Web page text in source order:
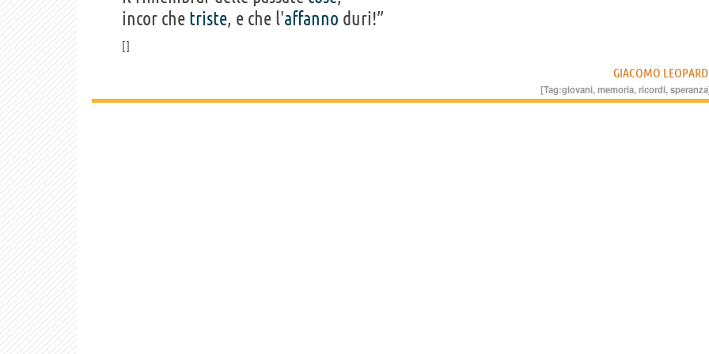
incor che triste, e che l'affanno duri!”
GIACOMO
[Tag:giovani,memoria,ricordi,speranza